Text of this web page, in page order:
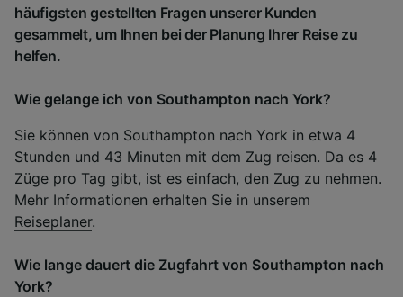
häufigsten gestellten Fragen unserer Kunden
gesammelt, um Ihnen bei der Planung Ihrer Reise zu
helfen.
Wie gelange ich von Southampton nach York?
Sie können von Southampton nach York in etwa 4
Stunden und 43 Minuten mit dem Zug reisen. Da es 4
Züge pro Tag gibt, ist es einfach, den Zug zu nehmen.
Mehr Informationen erhalten Sie in unserem
Reiseplaner.
Wie lange dauert die Zugfahrt von Southampton nach
York?